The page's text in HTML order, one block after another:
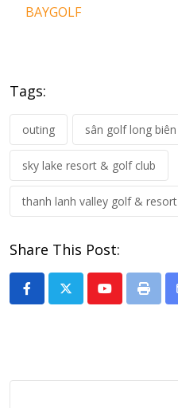
BAYGOLF
Tags:
outing sân golf long biên
sky lake resort & golf club
thanh lanh valley golf & resort
Share This Post:
YoutubePrint